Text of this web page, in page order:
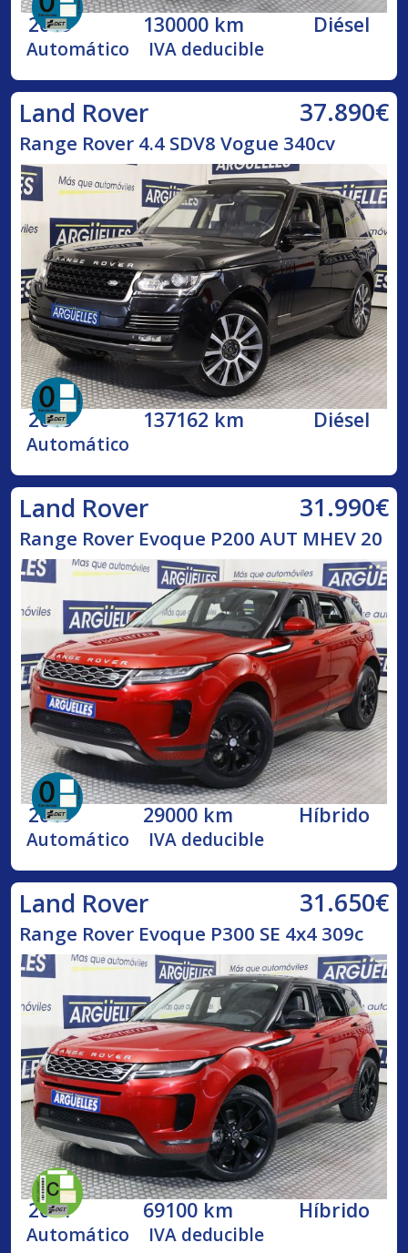
2019 130000 km Diésel
Automático IVA deducible
Land Rover 37.890€
Range Rover 4.4 SDV8 Vogue 340cv
2015 137162 km Diésel
Automático
Land Rover 31.990€
Range Rover Evoque P200 AUT MHEV 20
2019 29000 km Híbrido
Automático IVA deducible
Land Rover 31.650€
Range Rover Evoque P300 SE 4x4 309c
2021 69100 km Híbrido
Automático IVA deducible